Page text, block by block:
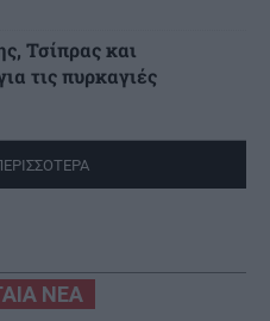
Τσίπρας και
τις πυρκαγιές